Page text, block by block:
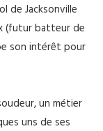
de Jacksonville
(futur batteur de
son intérêt pour
un métier
uns de ses